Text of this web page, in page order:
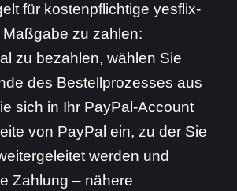
für kostenpflichtige yesflix-
zu zahlen:
zu bezahlen, wählen Sie
des Bestellprozesses aus
sich in Ihr PayPal-Account
von PayPal ein, zu der Sie
werden und
Zahlung – nähere